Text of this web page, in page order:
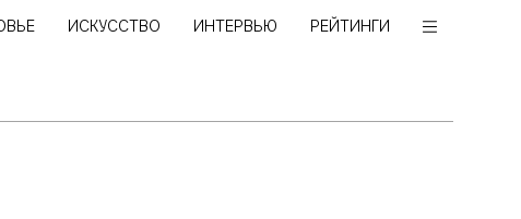
ИСКУССТВО ИНТЕРВЬЮ РЕЙТИНГИ